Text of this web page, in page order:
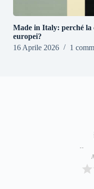
Made in Italy: perché la
europei?
16 Aprile 2026
1